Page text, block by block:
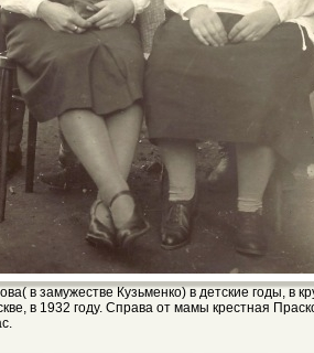
в замужестве Кузьменко) в детские годы, в
в 1932 году. Справа от мамы крестная